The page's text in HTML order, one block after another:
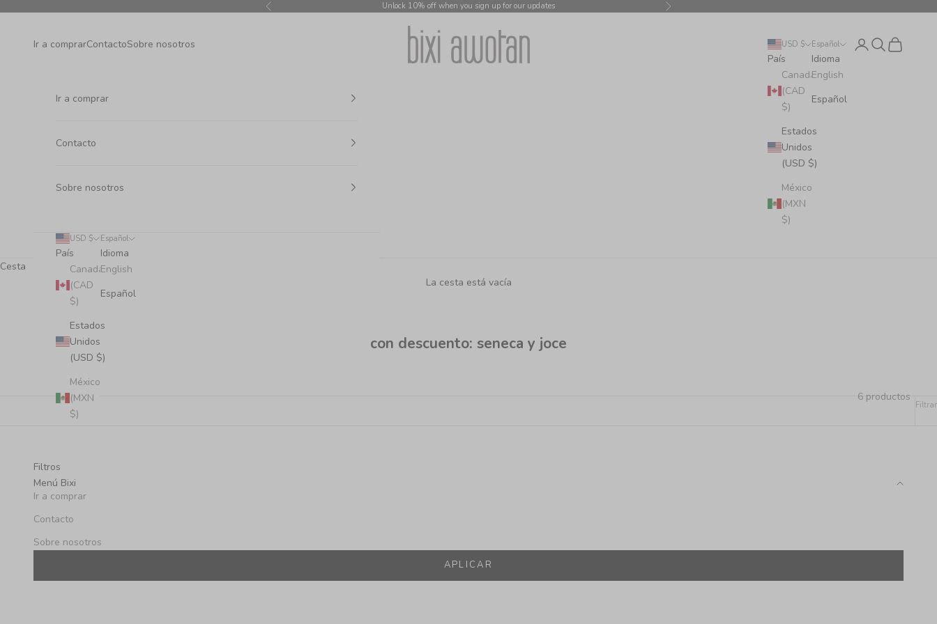
Anterior Unlock 10% off when you sign up for our updates Siguiente
bixi awotan
Ir a comprarContactoSobre nosotros USD $
País
Canadá
(CAD
$)
Estados
Unidos
(USD $)
México
(MXN
$)
Español
Idioma
English
Español
Iniciar sesión
Buscar
Cesta
Ir a comprar
Contacto
Sobre nosotros
USD $
País
Canadá
(CAD
$)
Estados
Unidos
(USD $)
México
(MXN
$)
Español
Idioma
English
Español
Cesta
La cesta está vacía
con descuento: seneca y joce
Filtrar
6 productos
Filtros
Menú Bixi
Ir a comprar
Contacto
Sobre nosotros
APLICAR